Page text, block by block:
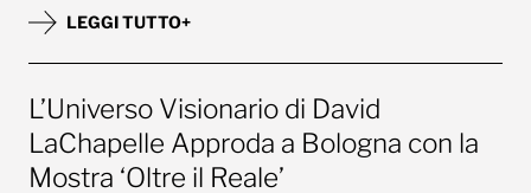
LEGGI TUTTO+
L’Universo Visionario di David
LaChapelle Approda a Bologna con la
Mostra ‘Oltre il Reale’